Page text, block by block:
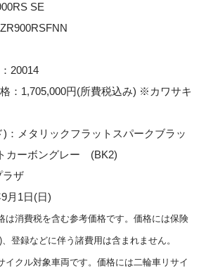
SE
20014
：1,705,000円(所費税込み) ※カワサキ
：メタリックフラットスパークブラッ
カーボングレー (BK2)
ラザ
月1日(日)
は消費税を含む参考価格です。価格には保険
登録などに伴う諸費用は含まれません。
クル対象車両です。価格には二輪車リサイ